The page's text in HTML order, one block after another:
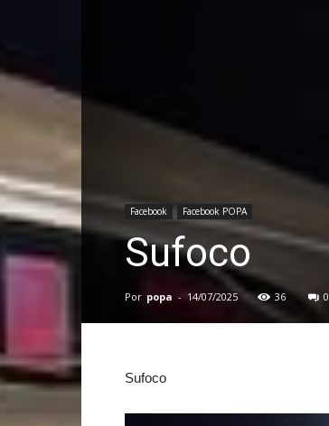
Facebook Facebook POPA
Sufoco
Por popa - 14/07/2025 36 0
Sufoco